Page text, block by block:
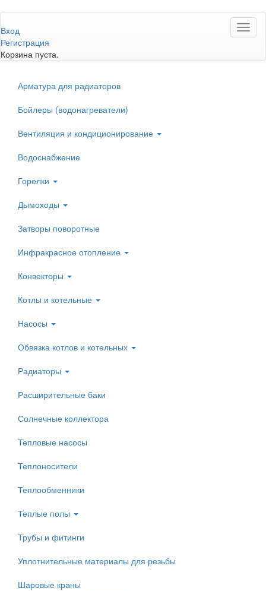
к
основному
содержанию
Вход
Регистрация
Корзина пуста.
Арматура для радиаторов
Бойлеры (водонагреватели)
Вентиляция и кондиционирование
Водоснабжение
Горелки
Дымоходы
Затворы поворотные
Инфракрасное отопление
Конвекторы
Котлы и котельные
Насосы
Обвязка котлов и котельных
Радиаторы
Расширительные баки
Солнечные коллектора
Тепловые насосы
Теплоносители
Теплообменники
Теплые полы
Трубы и фитинги
Уплотнительные материалы для резьбы
Шаровые краны